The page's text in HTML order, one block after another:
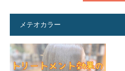
メテオカラー